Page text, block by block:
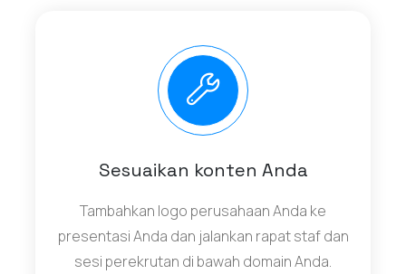
Sesuaikan konten Anda
Tambahkan logo perusahaan Anda ke
presentasi Anda dan jalankan rapat staf dan
sesi perekrutan di bawah domain Anda.